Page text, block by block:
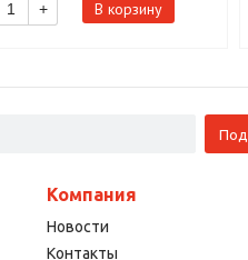
+ В корзину
Компания
Новости
Контакты